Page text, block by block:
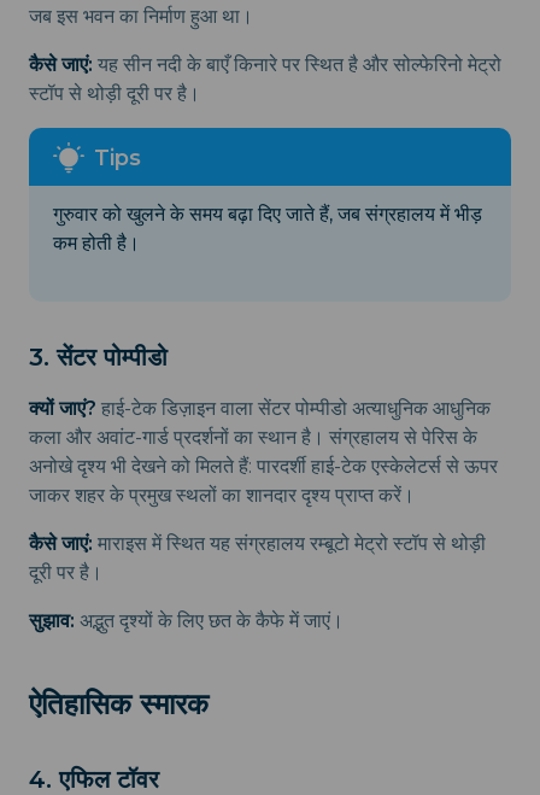
जब इस भवन का निर्माण हुआ था।
कैसे जाएं: यह सीन नदी के बाएँ किनारे पर स्थित है और सोल्फेरिनो मेट्रो
स्टॉप से थोड़ी दूरी पर है।
गुरुवार को खुलने के समय बढ़ा दिए जाते हैं, जब संग्रहालय में भीड़
कम होती है।
3. सेंटर पोम्पीडो
क्यों जाएं? हाई-टेक डिज़ाइन वाला सेंटर पोम्पीडो अत्याधुनिक आधुनिक
कला और अवांट-गार्ड प्रदर्शनों का स्थान है। संग्रहालय से पेरिस के
अनोखे दृश्य भी देखने को मिलते हैं: पारदर्शी हाई-टेक एस्केलेटर्स से ऊपर
जाकर शहर के प्रमुख स्थलों का शानदार दृश्य प्राप्त करें।
कैसे जाएं: माराइस में स्थित यह संग्रहालय रम्बूटो मेट्रो स्टॉप से थोड़ी
दूरी पर है।
सुझाव: अद्भुत दृश्यों के लिए छत के कैफे में जाएं।
ऐतिहासिक स्मारक
4. एफिल टॉवर